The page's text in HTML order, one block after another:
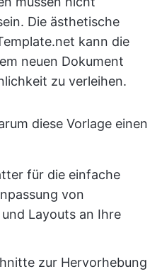
Die ästhetische
kann die
neuen Dokument
zu verleihen.
diese Vorlage einen
für die einfache
von
Layouts an Ihre
zur Hervorhebung